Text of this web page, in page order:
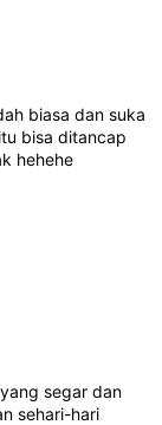
biasa dan suka
bisa ditancap
hehehe
segar dan
sehari-hari